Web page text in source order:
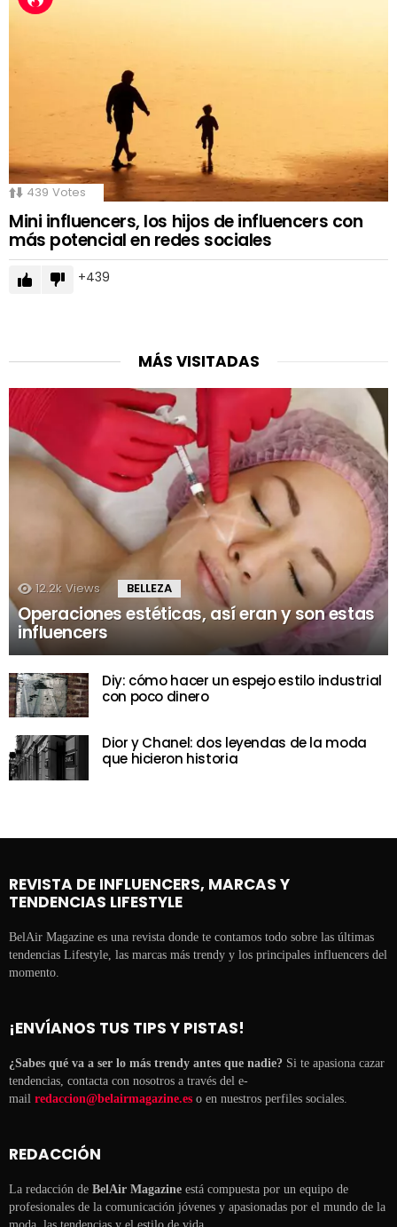
439 Votes
Mini influencers, los hijos de influencers con
más potencial en redes sociales
439
MÁS VISITADAS
12.2k Views BELLEZA
Operaciones estéticas, así eran y son estas
influencers
Diy: cómo hacer un espejo estilo industrial
con poco dinero
Dior y Chanel: dos leyendas de la moda
que hicieron historia
REVISTA DE INFLUENCERS, MARCAS Y
TENDENCIAS LIFESTYLE
BelAir Magazine es una revista donde te contamos todo sobre las últimas
tendencias Lifestyle, las marcas más trendy y los principales influencers del
momento.
¡ENVÍANOS TUS TIPS Y PISTAS!
¿Sabes qué va a ser lo más trendy antes que nadie? Si te apasiona cazar
tendencias, contacta con nosotros a través del e-
mail redaccion@belairmagazine.es o en nuestros perfiles sociales.
REDACCIÓN
La redacción de BelAir Magazine está compuesta por un equipo de
profesionales de la comunicación jóvenes y apasionadas por el mundo de la